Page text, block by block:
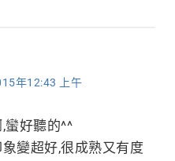
年12:43 上午
蠻好聽的^^
變超好,很成熟又有度